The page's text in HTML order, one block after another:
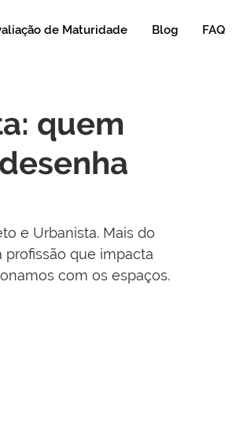
de Maturidade Blog FAQ
quem
e Urbanista. Mais do
que impacta
com os espaços.